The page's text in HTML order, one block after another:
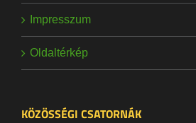
Impresszum
Oldaltérkép
KÖZÖSSÉGI CSATORNÁK